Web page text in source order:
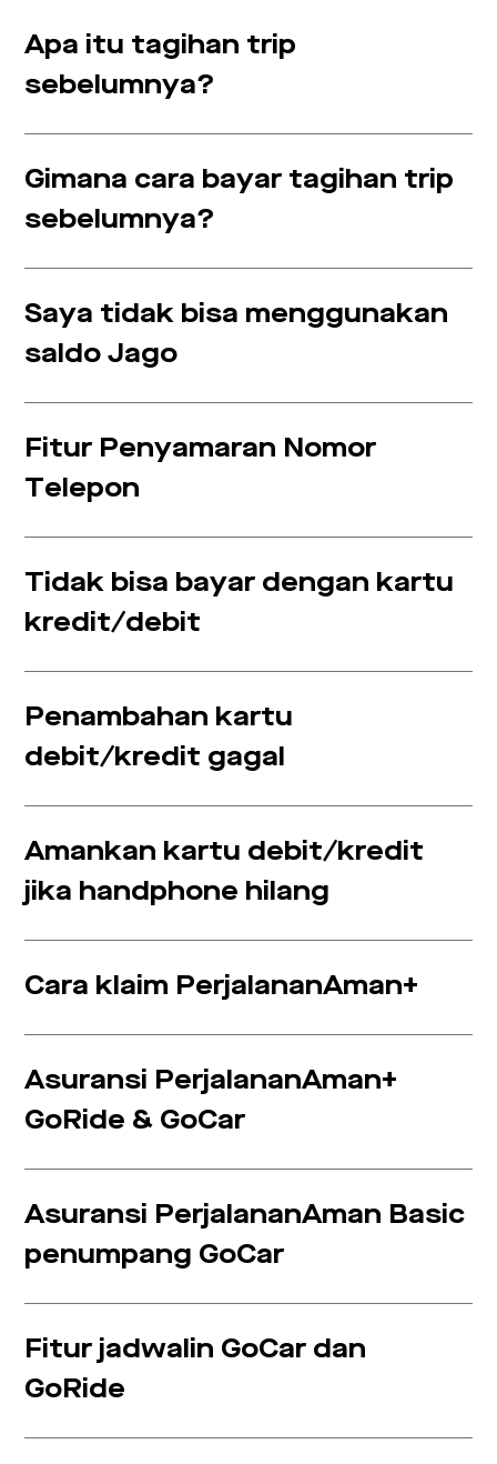
Apa itu tagihan trip
sebelumnya?
Gimana cara bayar tagihan trip
sebelumnya?
Saya tidak bisa menggunakan
saldo Jago
Fitur Penyamaran Nomor
Telepon
Tidak bisa bayar dengan kartu
kredit/debit
Penambahan kartu
debit/kredit gagal
Amankan kartu debit/kredit
jika handphone hilang
Cara klaim PerjalananAman+
Asuransi PerjalananAman+
GoRide & GoCar
Asuransi PerjalananAman Basic
penumpang GoCar
Fitur jadwalin GoCar dan
GoRide